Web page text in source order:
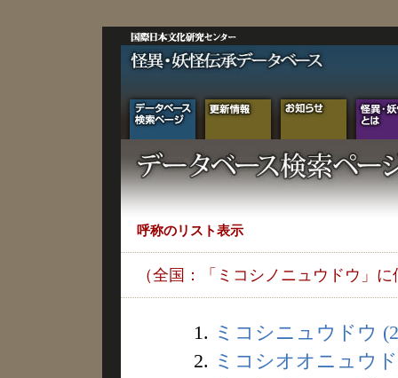
呼称のリスト表示
（全国：「ミコシノニュウドウ」
1. ミコシニュウドウ
2. ミコシオオニュウ